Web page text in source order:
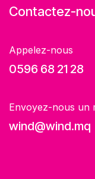
Contactez-
Appelez-nous
0596 68 21 28
Envoyez-nous un
wind@wind.mq